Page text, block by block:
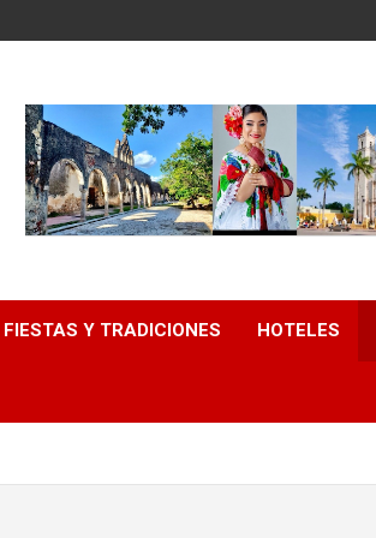
FIESTAS Y TRADICIONES HOTELES